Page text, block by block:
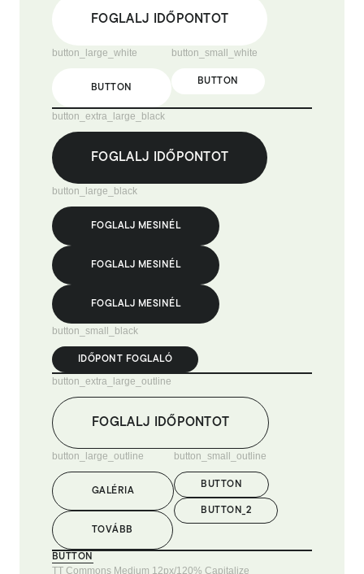
FOGLALJ IDŐPONTOT
button_large_white
BUTTON
button_small_white
BUTTON
button_extra_large_black
FOGLALJ IDŐPONTOT
button_large_black
FOGLALJ MESINÉL
FOGLALJ MESINÉL
FOGLALJ MESINÉL
button_small_black
IDŐPONT FOGLALÓ
button_extra_large_outline
FOGLALJ IDŐPONTOT
button_large_outline
GALÉRIA
TOVÁBB
button_small_outline
BUTTON
BUTTON_2
BUTTON
TT Commons Medium 12px/120% Capitalize